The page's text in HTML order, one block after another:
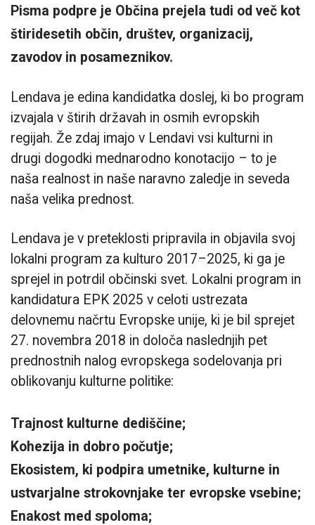
Pisma podpre je Občina prejela tudi od več kot
štiridesetih občin, društev, organizacij,
zavodov in posameznikov.
Lendava je edina kandidatka doslej, ki bo program
izvajala v štirih državah in osmih evropskih
regijah. Že zdaj imajo v Lendavi vsi kulturni in
drugi dogodki mednarodno konotacijo – to je
naša realnost in naše naravno zaledje in seveda
naša velika prednost.
Lendava je v preteklosti pripravila in objavila svoj
lokalni program za kulturo 2017–2025, ki ga je
sprejel in potrdil občinski svet. Lokalni program in
kandidatura EPK 2025 v celoti ustrezata
delovnemu načrtu Evropske unije, ki je bil sprejet
27. novembra 2018 in določa naslednjih pet
prednostnih nalog evropskega sodelovanja pri
oblikovanju kulturne politike:
Trajnost kulturne dediščine;
Kohezija in dobro počutje;
Ekosistem, ki podpira umetnike, kulturne in
ustvarjalne strokovnjake ter evropske vsebine;
Enakost med spoloma;